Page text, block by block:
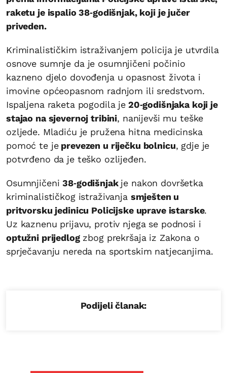
raketu je ispalio 38‑godišnjak, koji je jučer
priveden.
Kriminalističkim istraživanjem policija je utvrdila
osnove sumnje da je osumnjičeni počinio
kazneno djelo dovođenja u opasnost života i
imovine općeopasnom radnjom ili sredstvom.
Ispaljena raketa pogodila je20‑godišnjaka koji je
stajao na sjevernoj tribini, nanijevši mu teške
ozljede. Mladiću je pružena hitna medicinska
pomoć te jeprevezen u riječku bolnicu, gdje je
potvrđeno da je teško ozlijeđen.
Osumnjičeni38‑godišnjak je nakon dovršetka
kriminalističkog istraživanja smješten u
pritvorsku jedinicu Policijske uprave istarske.
Uz kaznenu prijavu, protiv njega se podnosi i
optužni prijedlogzbog prekršaja iz Zakona o
sprječavanju nereda na sportskim natjecanjima.
Podijeli članak: